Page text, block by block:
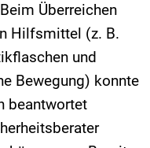
Überreichen
Hilfsmittel (z. B.
und
Bewegung) konnte
beantwortet